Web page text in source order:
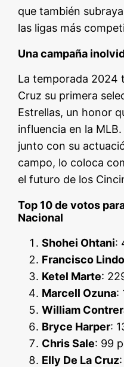
que también
las ligas más
Una campaña
La temporada 2024
Cruz su primera
Estrellas, un honor
influencia en la
junto con su
campo, lo coloca
el futuro de los
Top 10 de votos
Nacional
Shohei Ohtani:
Francisco
Ketel Marte:
Marcell Ozuna:
William
Bryce Harper:
Chris Sale: 99
Elly De La Cruz